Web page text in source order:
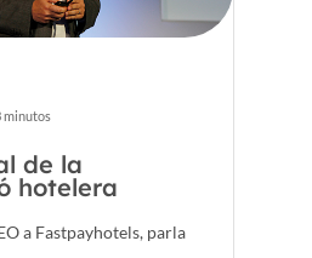
minutos
de la
hotelera
a Fastpayhotels, parla